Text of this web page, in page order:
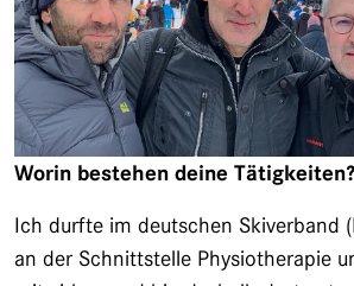
Worin bestehen deine Tätigkeiten?
Ich durfte im deutschen Skiverband
an der Schnittstelle Physiotherapie